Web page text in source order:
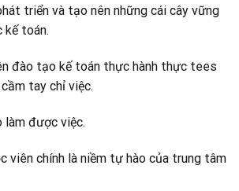
triển và tạo nên những cái cây vững
kế toán.
đào tạo kế toán thực hành thực tees
tay chỉ việc.
làm được việc.
viên chính là niềm tự hào của trung tâm